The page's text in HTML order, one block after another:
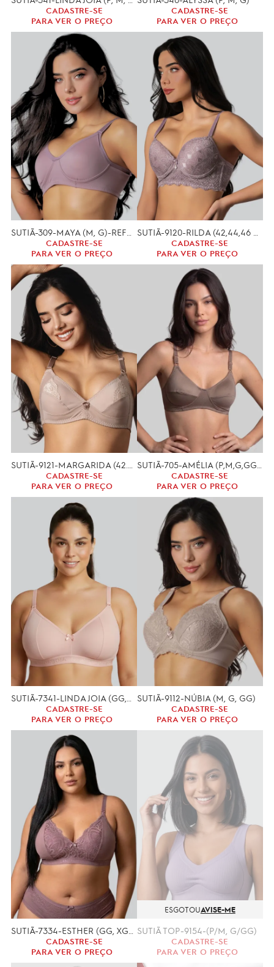
CADASTRE-SE
PARA VER O PREÇO
CADASTRE-SE
PARA VER O PREÇO
CADASTRE-SE
PARA VER O PREÇO
CADASTRE-SE
PARA VER O PREÇO
CADASTRE-SE
PARA VER O PREÇO
CADASTRE-SE
PARA VER O PREÇO
CADASTRE-SE
PARA VER O PREÇO
SUTIÃ-9112-NÚBIA (M, G, GG)
CADASTRE-SE
PARA VER O PREÇO
CADASTRE-SE
PARA VER O PREÇO
ESGOTOUAVISE-ME
SUTIÃ TOP-9154-(P/M, G/GG)
CADASTRE-SE
PARA VER O PREÇO